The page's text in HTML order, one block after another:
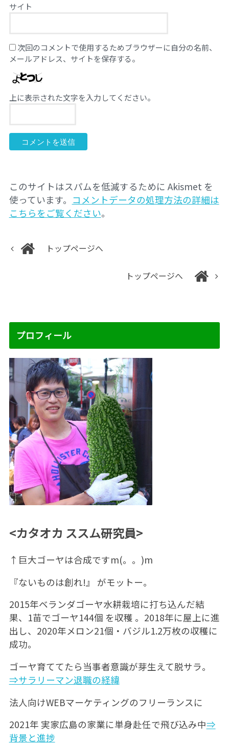
サイト
次回のコメントで使用するためブラウザーに自分の名前、
メールアドレス、サイトを保存する。
上に表示された文字を入力してください。
このサイトはスパムを低減するために Akismet を
使っています。 コメントデータの処理方法の詳細は
こちらをご覧ください。
トップページへ
トップページへ
プロフィール
<カタオカ ススム研究員>
↑巨大ゴーヤは合成ですm(。。)m
『ないものは創れ!』 がモットー。
2015年ベランダゴーヤ水耕栽培に打ち込んだ結
果、1苗でゴーヤ144個 を収穫 。2018年に屋上に進
出し、2020年メロン21個・バジル1.2万枚の収穫に
成功。
ゴーヤ育ててたら当事者意識が芽生えて脱サラ。
⇒サラリーマン退職の経緯
法人向けWEBマーケティングのフリーランスに
2021年 実家広島の家業に単身赴任で飛び込み中⇒
背景と進捗